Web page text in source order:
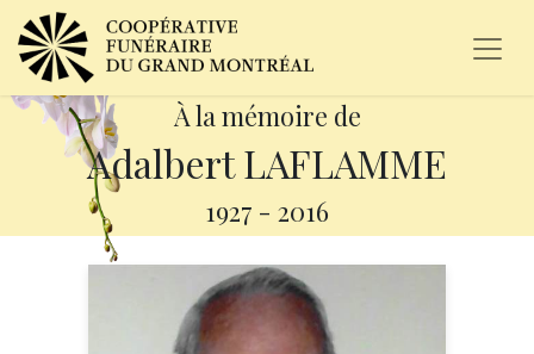
À la mémoire de
Adalbert LAFLAMME
1927 - 2016